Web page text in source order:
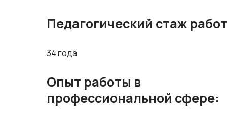
Педагогический стаж
34 года
Опыт работы в
профессиональной сфере: